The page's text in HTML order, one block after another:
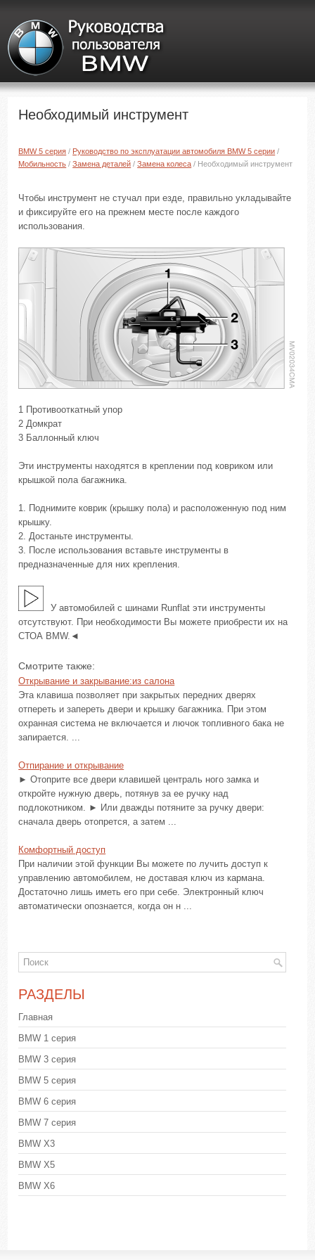
Необходимый инструмент
BMW 5 серия / Руководство по эксплуатации автомобиля BMW 5 серии /
Мобильность /Замена деталей /Замена колеса / Необходимый инструмент
Чтобы инструмент не стучал при езде, правильно укладывайте
и фиксируйте его на прежнем месте после каждого
использования.
1 Противооткатный упор
2 Домкрат
3 Баллонный ключ
Эти инструменты находятся в креплении под ковриком или
крышкой пола багажника.
1. Поднимите коврик (крышку пола) и расположенную под ним
крышку.
2. Достаньте инструменты.
3. После использования вставьте инструменты в
предназначенные для них крепления.
У автомобилей с шинами Runflat эти инструменты
отсутствуют. При необходимости Вы можете приобрести их на
СТОА BMW.◄
Смотрите также:
Открывание и закрывание:из салона
Эта клавиша позволяет при закрытых передних дверях
отпереть и запереть двери и крышку багажника. При этом
охранная система не включается и лючок топливного бака не
запирается. ...
Отпирание и открывание
► Отоприте все двери клавишей централь ного замка и
откройте нужную дверь, потянув за ее ручку над
подлокотником. ► Или дважды потяните за ручку двери:
сначала дверь отопрется, а затем ...
Комфортный доступ
При наличии этой функции Вы можете по лучить доступ к
управлению автомобилем, не доставая ключ из кармана.
Достаточно лишь иметь его при себе. Электронный ключ
автоматически опознается, когда он н ...
РАЗДЕЛЫ
Главная
BMW 1 серия
BMW 3 серия
BMW 5 серия
BMW 6 серия
BMW 7 серия
BMW X3
BMW X5
BMW X6